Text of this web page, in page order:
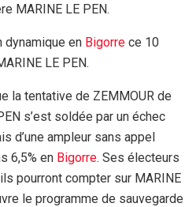
MARINE LE PEN.
dynamique en Bigorre ce 10
LE PEN.
la tentative de ZEMMOUR de
s’est soldée par un échec
d’une ampleur sans appel
6,5% en Bigorre. Ses électeurs
pourront compter sur MARINE
le programme de sauvegarde